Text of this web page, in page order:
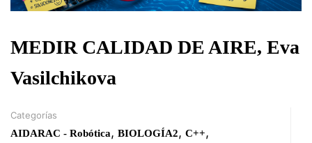
MEDIR CALIDAD DE AIRE, Eva
Vasilchikova
Categorías
AIDARAC - Robótica, BIOLOGÍA2, C++,